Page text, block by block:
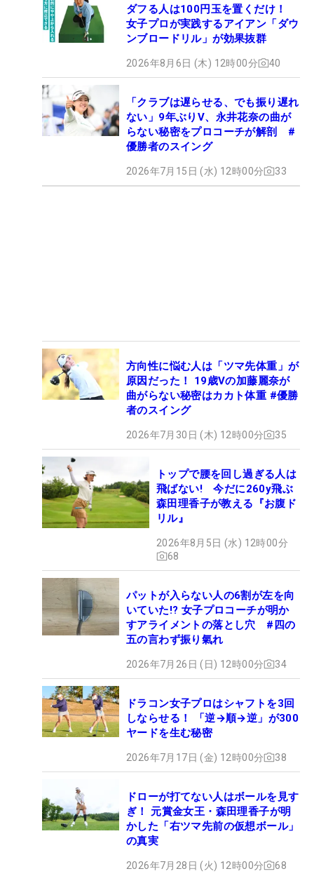
ダフる人は100円玉を置くだけ！
女子プロが実践するアイアン「ダウ
ンブロードリル」が効果抜群
2026年8月6日 (木) 12時00分 40
「クラブは遅らせる、でも振り遅れ
ない」9年ぶりV、永井花奈の曲が
らない秘密をプロコーチが解剖 #
優勝者のスイング
2026年7月15日 (水) 12時00分 33
方向性に悩む人は「ツマ先体重」が
原因だった！ 19歳Vの加藤麗奈が
曲がらない秘密はカカト体重 #優勝
者のスイング
2026年7月30日 (木) 12時00分 35
トップで腰を回し過ぎる人は
飛ばない! 今だに260y飛ぶ
森田理香子が教える『お腹ド
リル』
2026年8月5日 (水) 12時00分
68
パットが入らない人の6割が左を向
いていた!? 女子プロコーチが明か
すアライメントの落とし穴 #四の
五の言わず振り氣れ
2026年7月26日 (日) 12時00分 34
ドラコン女子プロはシャフトを3回
しならせる！ 「逆→順→逆」が300
ヤードを生む秘密
2026年7月17日 (金) 12時00分 38
ドローが打てない人はボールを見す
ぎ！ 元賞金女王・森田理香子が明
かした「右ツマ先前の仮想ボール」
の真実
2026年7月28日 (火) 12時00分 68